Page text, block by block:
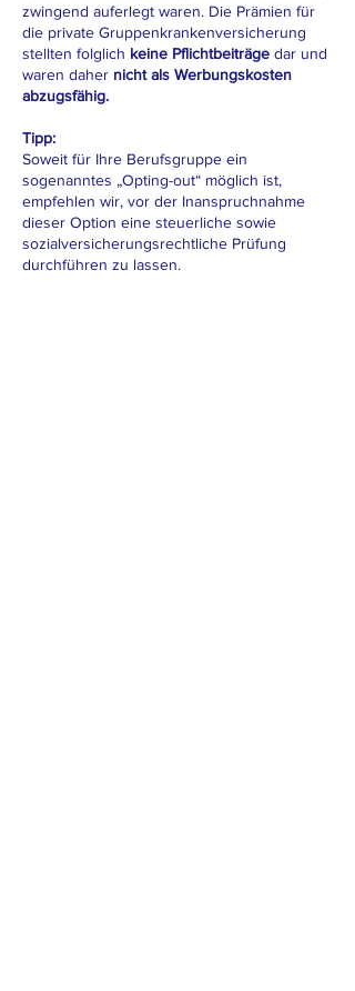
zwingend auferlegt waren. Die Prämien für
die private Gruppenkrankenversicherung
stellten folglich keine Pflichtbeiträge dar und
waren daher nicht als Werbungskosten
abzugsfähig.
Tipp:
Soweit für Ihre Berufsgruppe ein
sogenanntes „Opting-out“ möglich ist,
empfehlen wir, vor der Inanspruchnahme
dieser Option eine steuerliche sowie
sozialversicherungsrechtliche Prüfung
durchführen zu lassen.